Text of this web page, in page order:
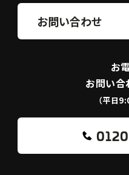
お問い合わせ
お
お問い合
（平日